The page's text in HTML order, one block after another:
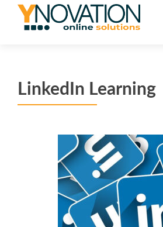
LinkedIn Learning